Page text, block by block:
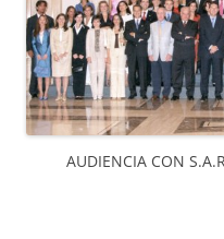
AUDIENCIA CON